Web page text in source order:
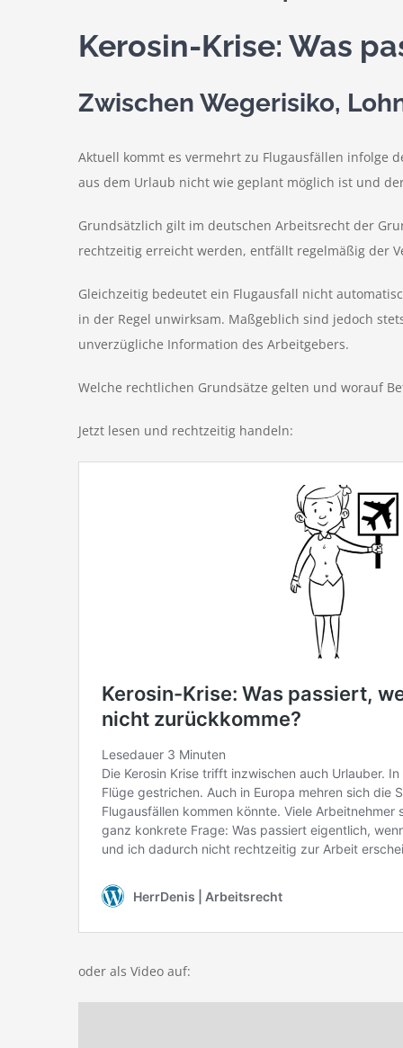
Kerosin-Krise: Was
Zwischen Wegerisiko,
Aktuell kommt es vermehrt zu Flugausfällen infolge
aus dem Urlaub nicht wie geplant möglich ist und
Grundsätzlich gilt im deutschen Arbeitsrecht der
rechtzeitig erreicht werden, entfällt regelmäßig der
Gleichzeitig bedeutet ein Flugausfall nicht
in der Regel unwirksam. Maßgeblich sind jedoch
unverzügliche Information des Arbeitgebers.
Welche rechtlichen Grundsätze gelten und worauf
Jetzt lesen und rechtzeitig handeln:
oder als Video auf: